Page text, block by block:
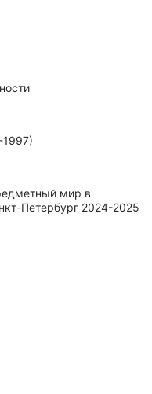
мир в
Петербург 2024-2025